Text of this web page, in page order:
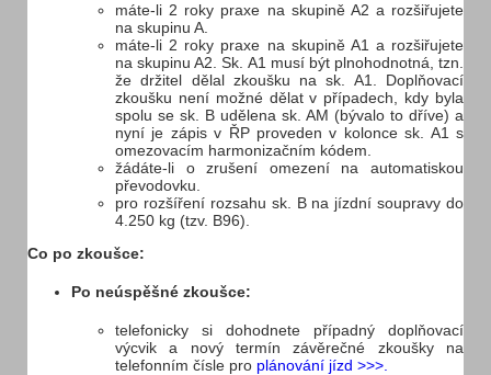
máte-li 2 roky praxe na skupině A2 a rozšiřujete
na skupinu A.
máte-li 2 roky praxe na skupině A1 a rozšiřujete
na skupinu A2. Sk. A1 musí být plnohodnotná, tzn.
že držitel dělal zkoušku na sk. A1. Doplňovací
zkoušku není možné dělat v případech, kdy byla
spolu se sk. B udělena sk. AM (bývalo to dříve) a
nyní je zápis v ŘP proveden v kolonce sk. A1 s
omezovacím harmonizačním kódem.
žádáte-li o zrušení omezení na automatiskou
převodovku.
pro rozšíření rozsahu sk. B na jízdní soupravy do
4.250 kg (tzv. B96).
Co po zkoušce:
Po neúspěšné zkoušce:
telefonicky si dohodnete případný doplňovací
výcvik a nový termín závěrečné zkoušky na
telefonním čísle pro plánování jízd >>>.